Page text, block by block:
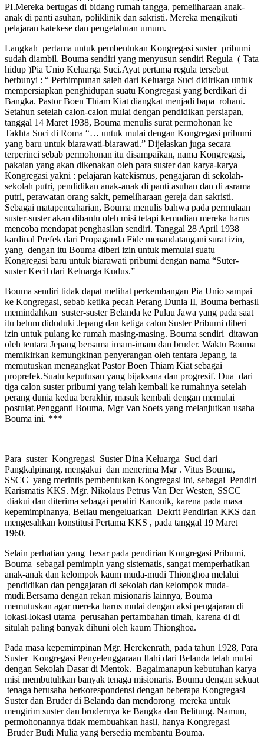
PI.Mereka bertugas di bidang rumah tangga, pemeliharaan anak-
anak di panti asuhan, poliklinik dan sakristi. Mereka mengikuti
pelajaran katekese dan pengetahuan umum.
Langkah pertama untuk pembentukan Kongregasi suster pribumi
sudah diambil. Bouma sendiri yang menyusun sendiri Regula ( Tata
hidup )Pia Unio Keluarga Suci.Ayat pertama regula tersebut
berbunyi : “ Perhimpunan saleh dari Keluarga Suci didirikan untuk
mempersiapkan penghidupan suatu Kongregasi yang berdikari di
Bangka. Pastor Boen Thiam Kiat diangkat menjadi bapa rohani.
Setahun setelah calon-calon mulai dengan pendidikan persiapan,
tanggal 14 Maret 1938, Bouma menulis surat permohonan ke
Takhta Suci di Roma “… untuk mulai dengan Kongregasi pribumi
yang baru untuk biarawati-biarawati.” Dijelaskan juga secara
terperinci sebab permohonan itu disampaikan, nama Kongregasi,
pakaian yang akan dikenakan oleh para suster dan karya-karya
Kongregasi yakni : pelajaran katekismus, pengajaran di sekolah-
sekolah putri, pendidikan anak-anak di panti asuhan dan di asrama
putri, perawatan orang sakit, pemeliharaan gereja dan sakristi.
Sebagai matapencaharian, Bouma menulis bahwa pada permulaan
suster-suster akan dibantu oleh misi tetapi kemudian mereka harus
mencoba mendapat penghasilan sendiri. Tanggal 28 April 1938
kardinal Prefek dari Propaganda Fide menandatangani surat izin,
yang dengan itu Bouma diberi izin untuk memulai suatu
Kongregasi baru untuk biarawati pribumi dengan nama “Suter-
suster Kecil dari Keluarga Kudus.”
Bouma sendiri tidak dapat melihat perkembangan Pia Unio sampai
ke Kongregasi, sebab ketika pecah Perang Dunia II, Bouma berhasil
memindahkan suster-suster Belanda ke Pulau Jawa yang pada saat
itu belum diduduki Jepang dan ketiga calon Suster Pribumi diberi
izin untuk pulang ke rumah masing-masing. Bouma sendiri ditawan
oleh tentara Jepang bersama imam-imam dan bruder. Waktu Bouma
memikirkan kemungkinan penyerangan oleh tentara Jepang, ia
memutuskan mengangkat Pastor Boen Thiam Kiat sebagai
proprefek.Suatu keputusan yang bijaksana dan progresif. Dua dari
tiga calon suster pribumi yang telah kembali ke rumahnya setelah
perang dunia kedua berakhir, masuk kembali dengan memulai
postulat.Pengganti Bouma, Mgr Van Soets yang melanjutkan usaha
Bouma ini. ***
Para suster Kongregasi Suster Dina Keluarga Suci dari
Pangkalpinang, mengakui dan menerima Mgr . Vitus Bouma,
SSCC yang merintis pembentukan Kongregasi ini, sebagai Pendiri
Karismatis KKS. Mgr. Nikolaus Petrus Van Der Westen, SSCC
diakui dan diterima sebagai pendiri Kanonik, karena pada masa
kepemimpinanya, Beliau mengeluarkan Dekrit Pendirian KKS dan
mengesahkan konstitusi Pertama KKS , pada tanggal 19 Maret
1960.
Selain perhatian yang besar pada pendirian Kongregasi Pribumi,
Bouma sebagai pemimpin yang sistematis, sangat memperhatikan
anak-anak dan kelompok kaum muda-mudi Thionghoa melalui
pendidikan dan pengajaran di sekolah dan kelompok muda-
mudi.Bersama dengan rekan misionaris lainnya, Bouma
memutuskan agar mereka harus mulai dengan aksi pengajaran di
lokasi-lokasi utama perusahan pertambahan timah, karena di di
situlah paling banyak dihuni oleh kaum Thionghoa.
Pada masa kepemimpinan Mgr. Herckenrath, pada tahun 1928, Para
Suster Kongregasi Penyelenggaraan Ilahi dari Belanda telah mulai
dengan Sekolah Dasar di Mentok. Bagaimanapun kebutuhan karya
misi membutuhkan banyak tenaga misionaris. Bouma dengan sekuat
tenaga berusaha berkorespondensi dengan beberapa Kongregasi
Suster dan Bruder di Belanda dan mendorong mereka untuk
mengirim suster dan brudernya ke Bangka dan Belitung. Namun,
permohonannya tidak membuahkan hasil, hanya Kongregasi
Bruder Budi Mulia yang bersedia membantu Bouma.